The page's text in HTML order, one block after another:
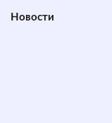
Новости